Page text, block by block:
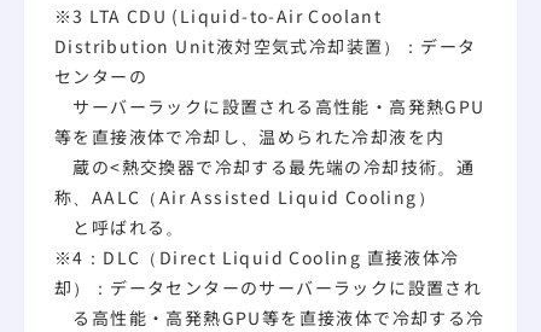
※3 LTA CDU (Liquid-to-Air Coolant
Distribution Unit液対空気式冷却装置）：データ
センターの
サーバーラックに設置される高性能・高発熱GPU
等を直接液体で冷却し、温められた冷却液を内
蔵の<熱交換器で冷却する最先端の冷却技術。通
称、AALC（Air Assisted Liquid Cooling）
と呼ばれる。
※4：DLC（Direct Liquid Cooling 直接液体冷
却）：データセンターのサーバーラックに設置され
る高性能・高発熱GPU等を直接液体で冷却する冷